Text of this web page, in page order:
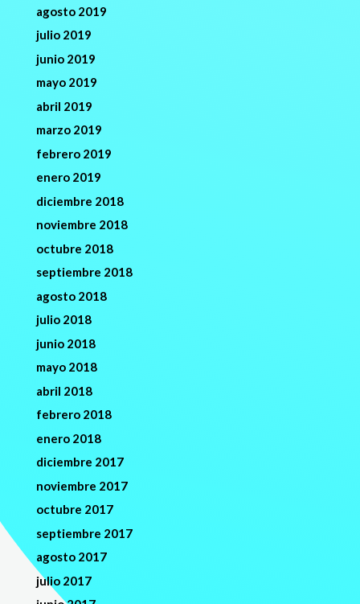
agosto 2019
julio 2019
junio 2019
mayo 2019
abril 2019
marzo 2019
febrero 2019
enero 2019
diciembre 2018
noviembre 2018
octubre 2018
septiembre 2018
agosto 2018
julio 2018
junio 2018
mayo 2018
abril 2018
febrero 2018
enero 2018
diciembre 2017
noviembre 2017
octubre 2017
septiembre 2017
agosto 2017
julio 2017